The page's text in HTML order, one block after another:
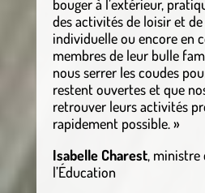
bouger à l’extérieur,
des activités de loisir et
individuelle ou encore en
membres de leur bulle
nous serrer les coudes
restent ouvertes et que
retrouver leurs activités
rapidement possible. »
Isabelle Charest, ministre
l’Éducation